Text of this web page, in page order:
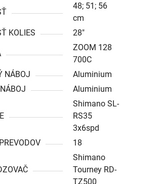
48; 51; 56
cm
KOLIES
28″
ZOOM 128
700C
NÁBOJ
Aluminium
Aluminium
Shimano SL-
RS35
3x6spd
18
Shimano
Tourney RD-
TZ500